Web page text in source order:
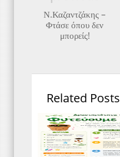
Ν.Καζαντζάκης –
Φτάσε όπου δεν
μπορείς!
Related Posts